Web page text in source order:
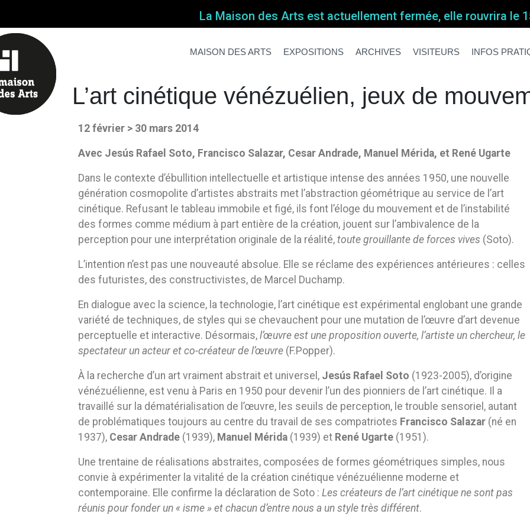
La Maison des Arts est actuellement fermée, elle rouvrira le
MAISON DES ARTS EXPOSITIONS ARCHIVES VISITEURS INFOS
L’art cinétique vénézuélien, jeux de
L’art cinétique vénézuélien, jeux de mouvement
L’art cinétique vénézuélien, jeux de
12 février > 30 mars 2014
Avec Jesús Rafael Soto, Francisco Salazar, Cesar Andrade, Manuel Mérida, et René Ugarte
Dans le contexte d’ébullition intellectuelle et artistique intense des années 1950, une nouvelle
génération cosmopolite d’artistes abstraits met l’abstraction géométrique au service de l’art
cinétique. Refusant le tableau immobile et figé, ils font l’éloge du mouvement et de l’instabilité
des formes comme médium à part entière de la création, jouent sur l’ambivalence de la
perception pour une interprétation originale de la réalité, toute grouillante de forces vives (Soto).
L’intention n’est pas une nouveauté absolue. Elle se réclame des expériences antérieures : celles
des futuristes, des constructivistes, de Marcel Duchamp.
En dialogue avec la science, la technologie, l’art cinétique est expérimental englobant une grande
variété de techniques, de styles qui se chevauchent pour une mutation de l’œuvre d’art devenue
perceptuelle et interactive. Désormais, l’œuvre est une proposition ouverte, l’artiste un chercheur, le
spectateur un acteur et co-créateur de l’œuvre (F.Popper).
À la recherche d’un art vraiment abstrait et universel, Jesús Rafael Soto (1923-2005), d’origine
vénézuélienne, est venu à Paris en 1950 pour devenir l’un des pionniers de l’art cinétique. Il a
travaillé sur la dématérialisation de l’œuvre, les seuils de perception, le trouble sensoriel, autant
de problématiques toujours au centre du travail de ses compatriotes Francisco Salazar (né en
1937), Cesar Andrade (1939), Manuel Mérida (1939) et René Ugarte (1951).
Une trentaine de réalisations abstraites, composées de formes géométriques simples, nous
convie à expérimenter la vitalité de la création cinétique vénézuélienne moderne et
contemporaine. Elle confirme la déclaration de Soto : Les créateurs de l’art cinétique ne sont pas
réunis pour fonder un « isme » et chacun d’entre nous a un style très différent.